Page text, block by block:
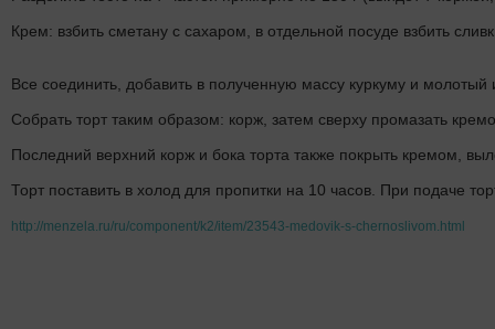
Крем: взбить сметану с сахаром, в отдельной посуде взбить
Все соединить, добавить в полученную массу куркуму и молотый
Собрать торт таким образом: корж, затем сверху промазать
Последний верхний корж и бока торта также покрыть кремом,
Торт поставить в холод для пропитки на 10 часов. При подаче
http://menzela.ru/ru/component/k2/item/23543-medovik-s-chernoslivom.html